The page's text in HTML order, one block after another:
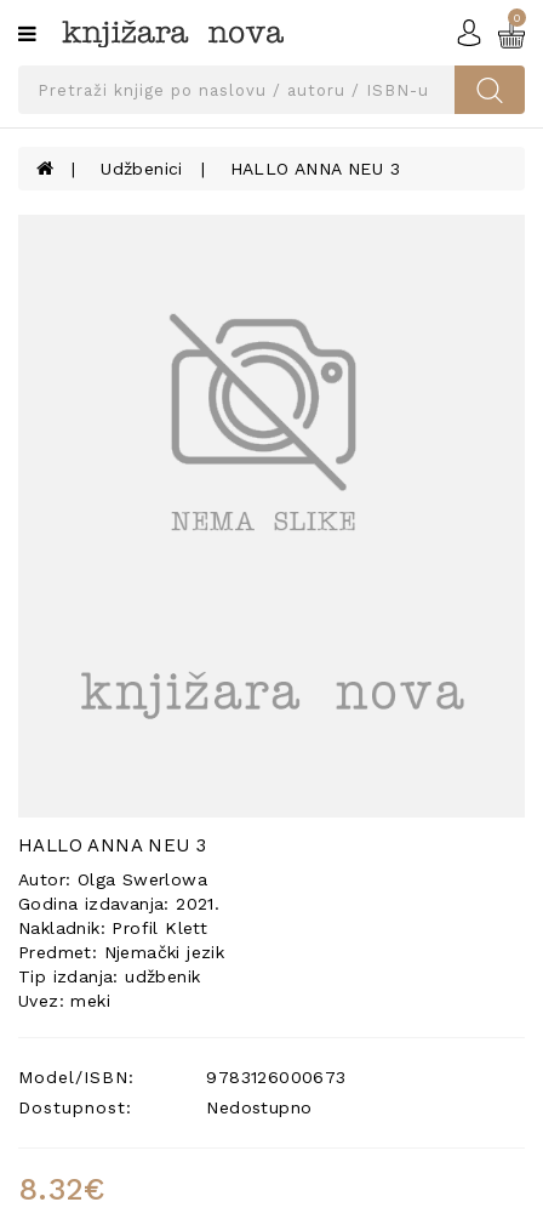
Kategorije
SVEUČILIŠNA
UDŽBENICI
0
Udžbenici HALLO ANNA NEU 3
HALLO ANNA NEU 3
Autor: Olga Swerlowa
Godina izdavanja: 2021.
Nakladnik: Profil Klett
Predmet: Njemački jezik
Tip izdanja: udžbenik
Uvez: meki
Model/ISBN:
9783126000673
Dostupnost:
Nedostupno
8.32€